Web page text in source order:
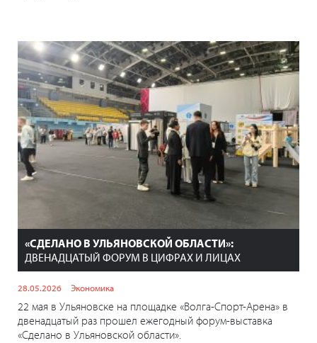
«СДЕЛАНО В УЛЬЯНОВСКОЙ ОБЛАСТИ»:
ДВЕНАДЦАТЫЙ ФОРУМ В ЦИФРАХ И ЛИЦАХ
28.05.2026 Экономика
22 мая в Ульяновске на площадке «Волга-Спорт-Арена» в
двенадцатый раз прошел ежегодный форум-выставка
«Сделано в Ульяновской области».